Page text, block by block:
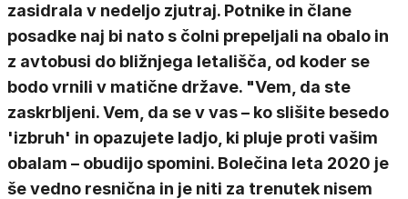
zasidrala v nedeljo zjutraj. Potnike in člane
posadke naj bi nato s čolni prepeljali na obalo in
z avtobusi do bližnjega letališča, od koder se
bodo vrnili v matične države. "Vem, da ste
zaskrbljeni. Vem, da se v vas – ko slišite besedo
'izbruh' in opazujete ladjo, ki pluje proti vašim
obalam – obudijo spomini. Bolečina leta 2020 je
še vedno resnična in je niti za trenutek nisem